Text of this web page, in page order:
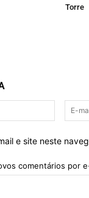
Torre
Nome:*
e site neste
comentários por